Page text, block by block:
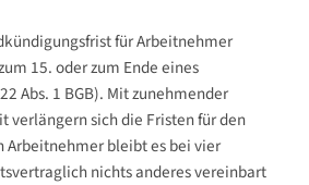
für Arbeitnehmer
15. oder zum Ende eines
Abs. 1 BGB). Mit zunehmender
verlängern sich die Fristen für den
bleibt es bei vier
nichts anderes vereinbart